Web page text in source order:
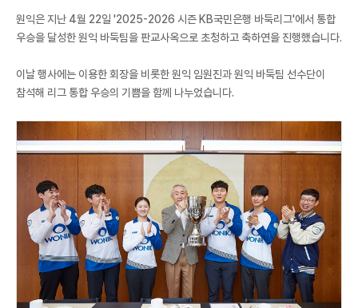
원익은 지난 4월 22일 '2025-2026 시즌 KB국민은행 바둑리그'에서 통합
우승을 달성한 원익 바둑팀을 판교사옥으로 초청하고 축하연을 진행했습니다.
이날 행사에는 이용한 회장을 비롯한 원익 임원진과 원익 바둑팀 선수단이
참석해 리그 통합 우승의 기쁨을 함께 나누었습니다.